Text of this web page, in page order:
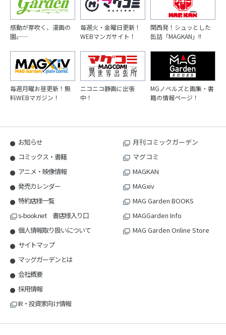
感動が芽吹く、漫画の
園――。
毎週火・金曜日更新！
WEBマンガサイト！
関西発！シュッとした
缶詰「MAGKAN」!!
毎週月曜お昼更新！無
料WEBマガジン！
ニコニコ静画に出張
中！
MGノベルズと画集・書
籍の情報ページ！
お知らせ
コミックス・書籍
アニメ・映像情報
発売カレンダー
特約店様一覧
s-book.net 書店様入り口
個人情報取り扱いについて
サイトマップ
マッグガーデンとは
会社概要
採用情報
IR・投資家向け情報
月刊コミックガーデン
マグコミ
MAGKAN
MAGxiv
MAG Garden BOOKS
MAGGarden Info
MAG Garden Online Store